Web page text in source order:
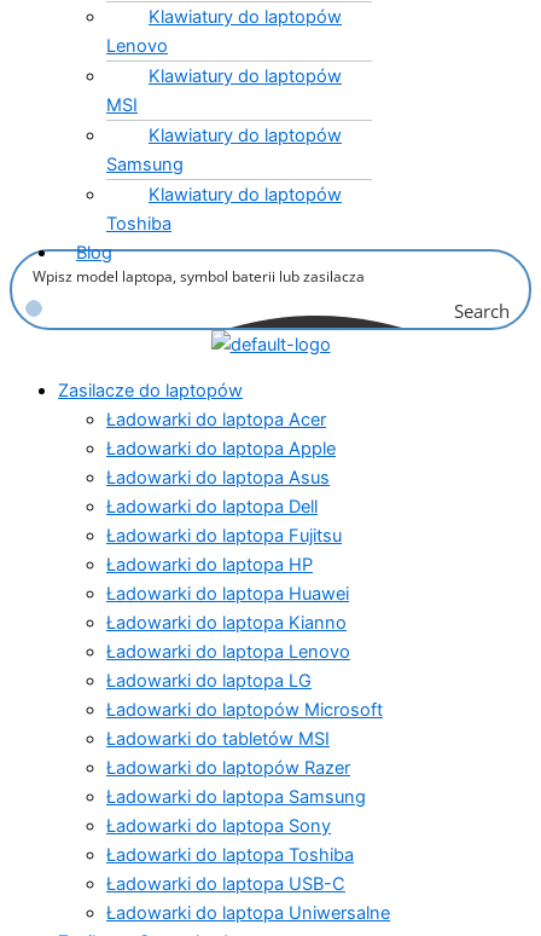
Klawiatury do laptopów
Lenovo
Klawiatury do laptopów
MSI
Klawiatury do laptopów
Samsung
Klawiatury do laptopów
Toshiba
Blog
Search
Zasilacze do laptopów
Ładowarki do laptopa Acer
Ładowarki do laptopa Apple
Ładowarki do laptopa Asus
Ładowarki do laptopa Dell
Ładowarki do laptopa Fujitsu
Ładowarki do laptopa HP
Ładowarki do laptopa Huawei
Ładowarki do laptopa Kianno
Ładowarki do laptopa Lenovo
Ładowarki do laptopa LG
Ładowarki do laptopów Microsoft
Ładowarki do tabletów MSI
Ładowarki do laptopów Razer
Ładowarki do laptopa Samsung
Ładowarki do laptopa Sony
Ładowarki do laptopa Toshiba
Ładowarki do laptopa USB-C
Ładowarki do laptopa Uniwersalne